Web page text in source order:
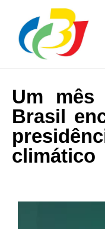
Um mês
Brasil
climático